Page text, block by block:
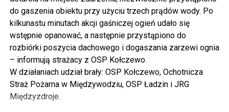
a następnie Pana Premiera Mateusza Morawieckiego.
Chciałbym podziękować Panu Premierowi za to jak
osobiście pilnował powstania tej inwestycji. Cieszymy
się, że turyści również korzystają z tunelu, cieszymy się,
że wśród tych 4 milionów samochodów, które
przejechały już otwartym tunelem w Świnoujściu,
przyjechało tutaj do nas tak wielu turystów z zagranicy
– powiedział Wiceprezes PiS Joachim Brudziński w
do gaszenia obiektu przy użyciu trzech prądów wody. Po
kilkunastu minutach akcji gaśniczej ogień udało się
wstępnie opanować, a następnie przystąpiono do
rozbiórki poszycia dachowego i dogaszania zarzewi ognia
– informują strażacy z OSP Kołczewo.
W działaniach udział brały: OSP Kołczewo, Ochotnicza
Straż Pożarna w Międzywodziu, OSP Ładzin i JRG
Międzyzdroje.